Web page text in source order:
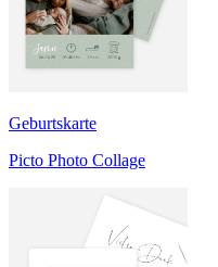
Geburtskarte
Picto Photo Collage